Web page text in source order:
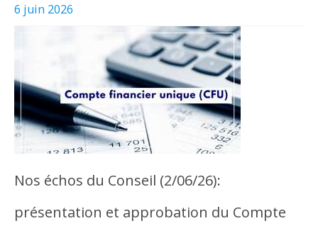
6 juin 2026
Nos échos du Conseil (2/06/26):
présentation et approbation du Compte